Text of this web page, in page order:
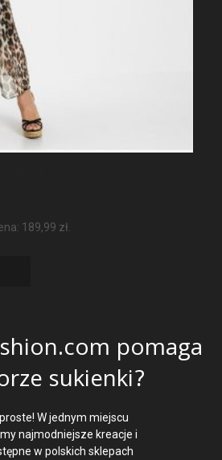
189,99 zł.
pomaga
sukienki?
W jednym miejscu
najmodniejsze kreacje i
w polskich sklepach